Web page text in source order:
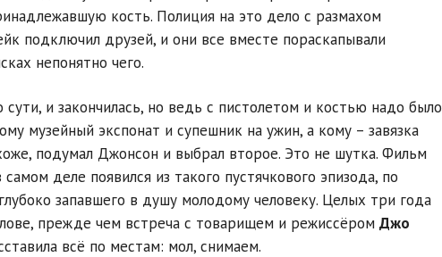
кость. Полиция на это дело с размахом
подключил друзей, и они все вместе пораскапывали
непонятно чего.
и закончилась, но ведь с пистолетом и костью надо было
музейный экспонат и супешник на ужин, а кому – завязка
подумал Джонсон и выбрал второе. Это не шутка. Фильм
деле появился из такого пустячкового эпизода, по
запавшего в душу молодому человеку. Целых три года
прежде чем встреча с товарищем и режиссёром Джо
всё по местам: мол, снимаем.